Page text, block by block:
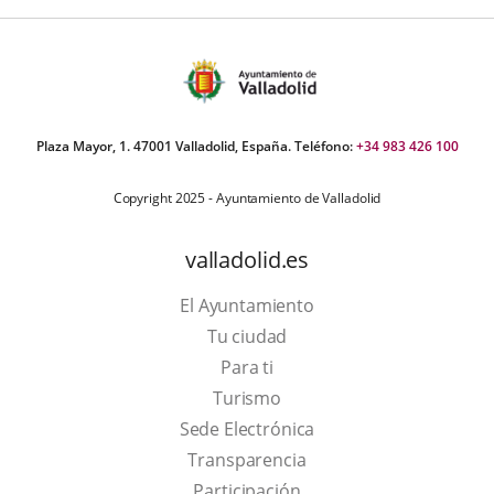
externa.externa.
Plaza Mayor, 1. 47001 Valladolid, España. Teléfono:+34 983 426 100
Copyright 2025 - Ayuntamiento de Valladolid
valladolid.es
El Ayuntamiento
Tu ciudad
Para ti
TurismoThis
link
will
Sede Electrónica
Transparencia